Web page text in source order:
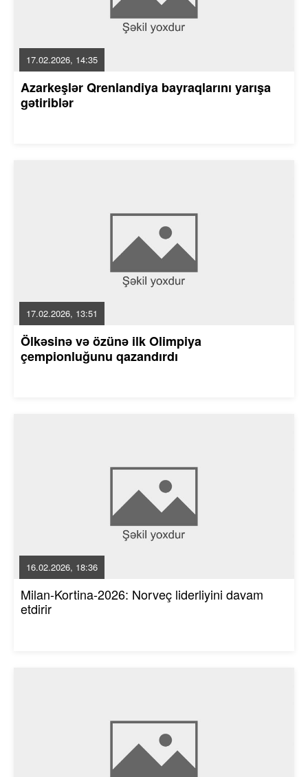
17.02.2026, 14:35
Azarkeşlər Qrenlandiya bayraqlarını yarışa
gətiriblər
17.02.2026, 13:51
Ölkəsinə və özünə ilk Olimpiya
çempionluğunu qazandırdı
16.02.2026, 18:36
Milan-Kortina-2026: Norveç liderliyini davam
etdirir